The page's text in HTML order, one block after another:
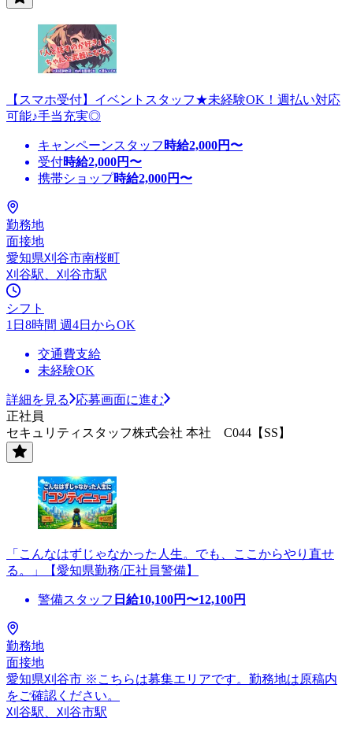
【スマホ受付】イベントスタッフ★未経験OK！週払い対応
可能♪手当充実◎
キャンペーンスタッフ 時給2,000円〜
受付時給2,000円〜
携帯ショップ時給2,000円〜
勤務地
面接地
愛知県刈谷市南桜町
刈谷駅、刈谷市駅
シフト
1日8時間 週4日からOK
交通費支給
未経験OK
詳細を見る
応募画面に進む
正社員
セキュリティスタッフ株式会社 本社 C044【SS】
「こんなはずじゃなかった人生。でも、ここからやり直せ
る。」【愛知県勤務/正社員警備】
警備スタッフ 日給10,100円〜12,100円
勤務地
面接地
愛知県刈谷市 ※こちらは募集エリアです。勤務地は原稿内
をご確認ください。
刈谷駅、刈谷市駅